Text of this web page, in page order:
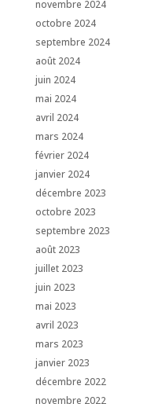
novembre 2024
octobre 2024
septembre 2024
août 2024
juin 2024
mai 2024
avril 2024
mars 2024
février 2024
janvier 2024
décembre 2023
octobre 2023
septembre 2023
août 2023
juillet 2023
juin 2023
mai 2023
avril 2023
mars 2023
janvier 2023
décembre 2022
novembre 2022